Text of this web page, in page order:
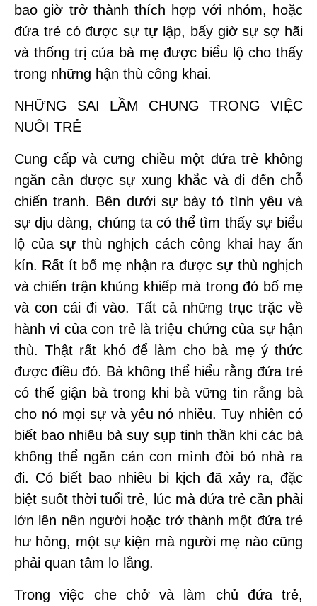
bao giờ trở thành thích hợp với nhóm, hoặc
đứa trẻ có được sự tự lập, bấy giờ sự sợ hãi
và thống trị của bà mẹ được biểu lộ cho thấy
trong những hận thù công khai.
NHỮNG SAI LẦM CHUNG TRONG VIỆC
NUÔI TRẺ
Cung cấp và cưng chiều một đứa trẻ không
ngăn cản được sự xung khắc và đi đến chỗ
chiến tranh. Bên dưới sự bày tỏ tình yêu và
sự dịu dàng, chúng ta có thể tìm thấy sự biểu
lộ của sự thù nghịch cách công khai hay ẩn
kín. Rất ít bố mẹ nhận ra được sự thù nghịch
và chiến trận khủng khiếp mà trong đó bố mẹ
và con cái đi vào. Tất cả những trục trặc về
hành vi của con trẻ là triệu chứng của sự hận
thù. Thật rất khó để làm cho bà mẹ ý thức
được điều đó. Bà không thể hiểu rằng đứa trẻ
có thể giận bà trong khi bà vững tin rằng bà
cho nó mọi sự và yêu nó nhiều. Tuy nhiên có
biết bao nhiêu bà suy sụp tinh thần khi các bà
không thể ngăn cản con mình đòi bỏ nhà ra
đi. Có biết bao nhiêu bi kịch đã xảy ra, đặc
biệt suốt thời tuổi trẻ, lúc mà đứa trẻ cần phải
lớn lên nên người hoặc trở thành một đứa trẻ
hư hỏng, một sự kiện mà người mẹ nào cũng
phải quan tâm lo lắng.
Trong việc che chở và làm chủ đứa trẻ,